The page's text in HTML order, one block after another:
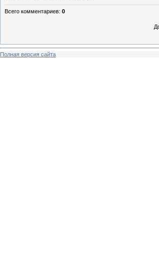
Всего комментариев: 0
Полная версия сайта